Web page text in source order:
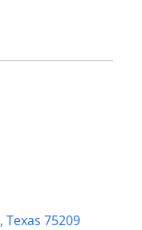
, Texas 75209